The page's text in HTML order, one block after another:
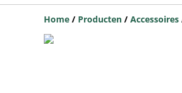
Home / Producten / Accessoires